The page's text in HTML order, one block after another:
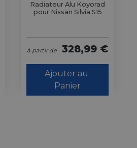
Radiateur Alu Koyorad
pour Nissan Silvia S15
à partir de 328,99 €
Ajouter au
Panier